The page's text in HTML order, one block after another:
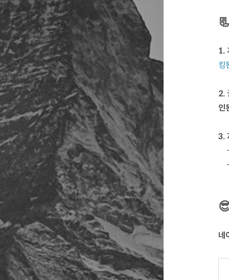
1.
킹
2.
인
3.
-
-
네